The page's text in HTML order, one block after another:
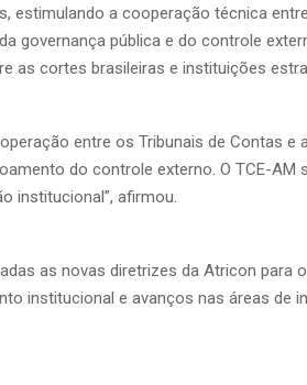
estimulando a cooperação técnica
governança pública e do controle
as cortes brasileiras e instituições
entre os Tribunais de Contas e
do controle externo. O TCE-AM
institucional”, afirmou.
as novas diretrizes da Atricon para
institucional e avanços nas áreas de